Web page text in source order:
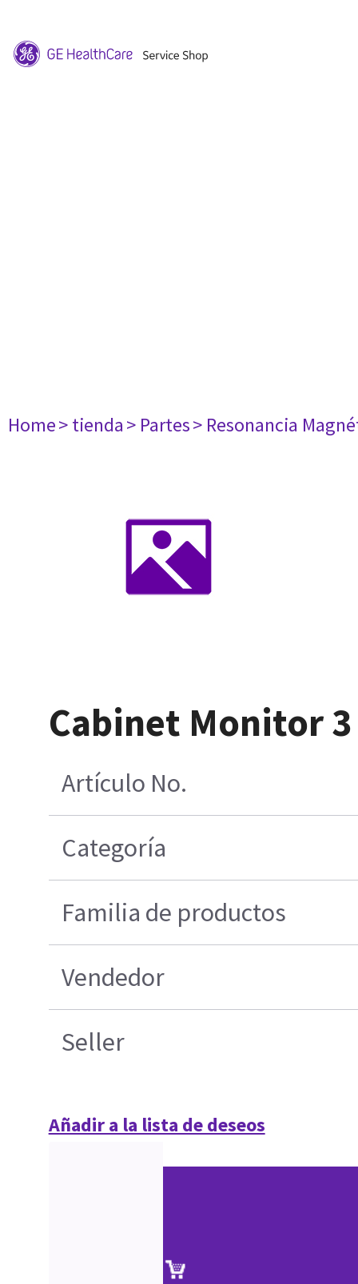
Home> tienda> Partes> Resonancia
Cabinet Monitor 3
Artículo No.
Categoría
Familia de productos
Vendedor
Seller
Añadir a la lista de deseos